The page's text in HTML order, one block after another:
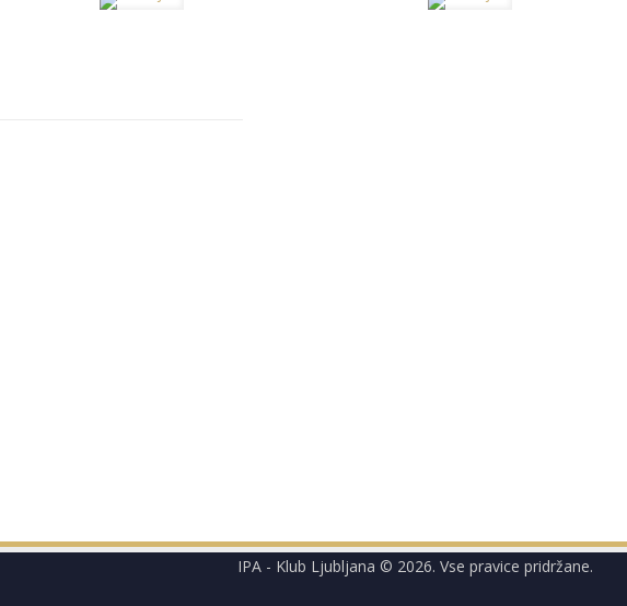
IPA - Klub Ljubljana © 2026. Vse pravice pridržane.